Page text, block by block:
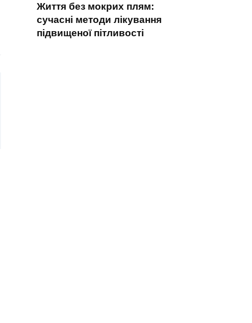
Життя без мокрих плям:
сучасні методи лікування
підвищеної пітливості